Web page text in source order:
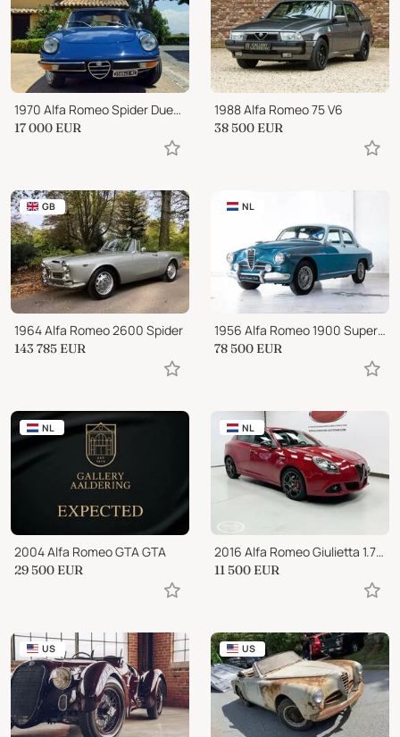
1970 Alfa Romeo Spider Duetto 1.3 Coda Tronca
17 000 EUR
1988 Alfa Romeo 75 V6
38 500 EUR
GB
1964 Alfa Romeo 2600 Spider
143 785 EUR
NL
1956 Alfa Romeo 1900 Super Bicolore
78 500 EUR
NL
2004 Alfa Romeo GTA GTA
29 500 EUR
NL
2016 Alfa Romeo Giulietta 1.7 TBi Quadrifoglio Verde
11 500 EUR
US US